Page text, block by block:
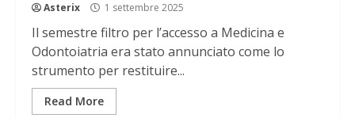
Asterix 1 settembre 2025
Il semestre filtro per l’accesso a Medicina e
Odontoiatria era stato annunciato come lo
strumento per restituire...
Read More